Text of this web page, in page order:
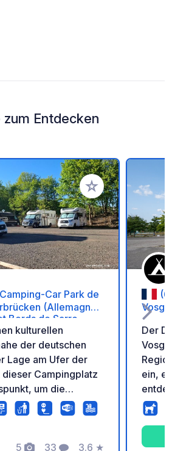
zum Entdecken
Zu Ihren Favoriten
Car Park de
(Allemagne)
Bords de Sarre.
kulturellen
der deutschen
Lage am Ufer der
Campingplatz
um die
mit ihrem
Einkaufsstraßen
Der
5 33 3.6 ★
Der
ein,
bietet
eine